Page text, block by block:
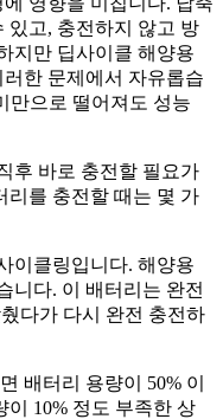
있고, 충전하지 않고 방
지만 딥사이클 해양용
한 문제에서 자유롭습
만으로 떨어져도 성능
후 바로 충전할 필요가
리를 충전할 때는 몇 가
이클링입니다. 해양용
니다. 이 배터리는 완전
다가 다시 완전 충전하
배터리 용량이 50% 이
10% 정도 부족한 상